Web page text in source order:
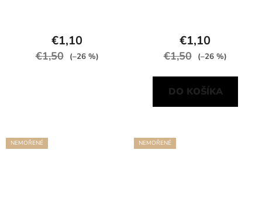
€1,10
€1,50 (–26 %)
€1,10
€1,50 (–26 %)
DO KOŠÍKA
NEMOŘENÉ NEMOŘENÉ